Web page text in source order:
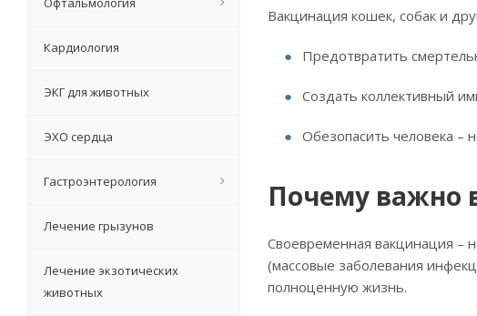
Вакцинация кошек, собак и
Предотвратить
Создать коллективный
Обезопасить человека –
Почему важно
Своевременная вакцинация –
(массовые заболевания
полноценную жизнь.
Кардиология
ЭКГ для животных
ЭХО сердца
Гастроэнтерология
Лечение грызунов
Лечение экзотических
животных